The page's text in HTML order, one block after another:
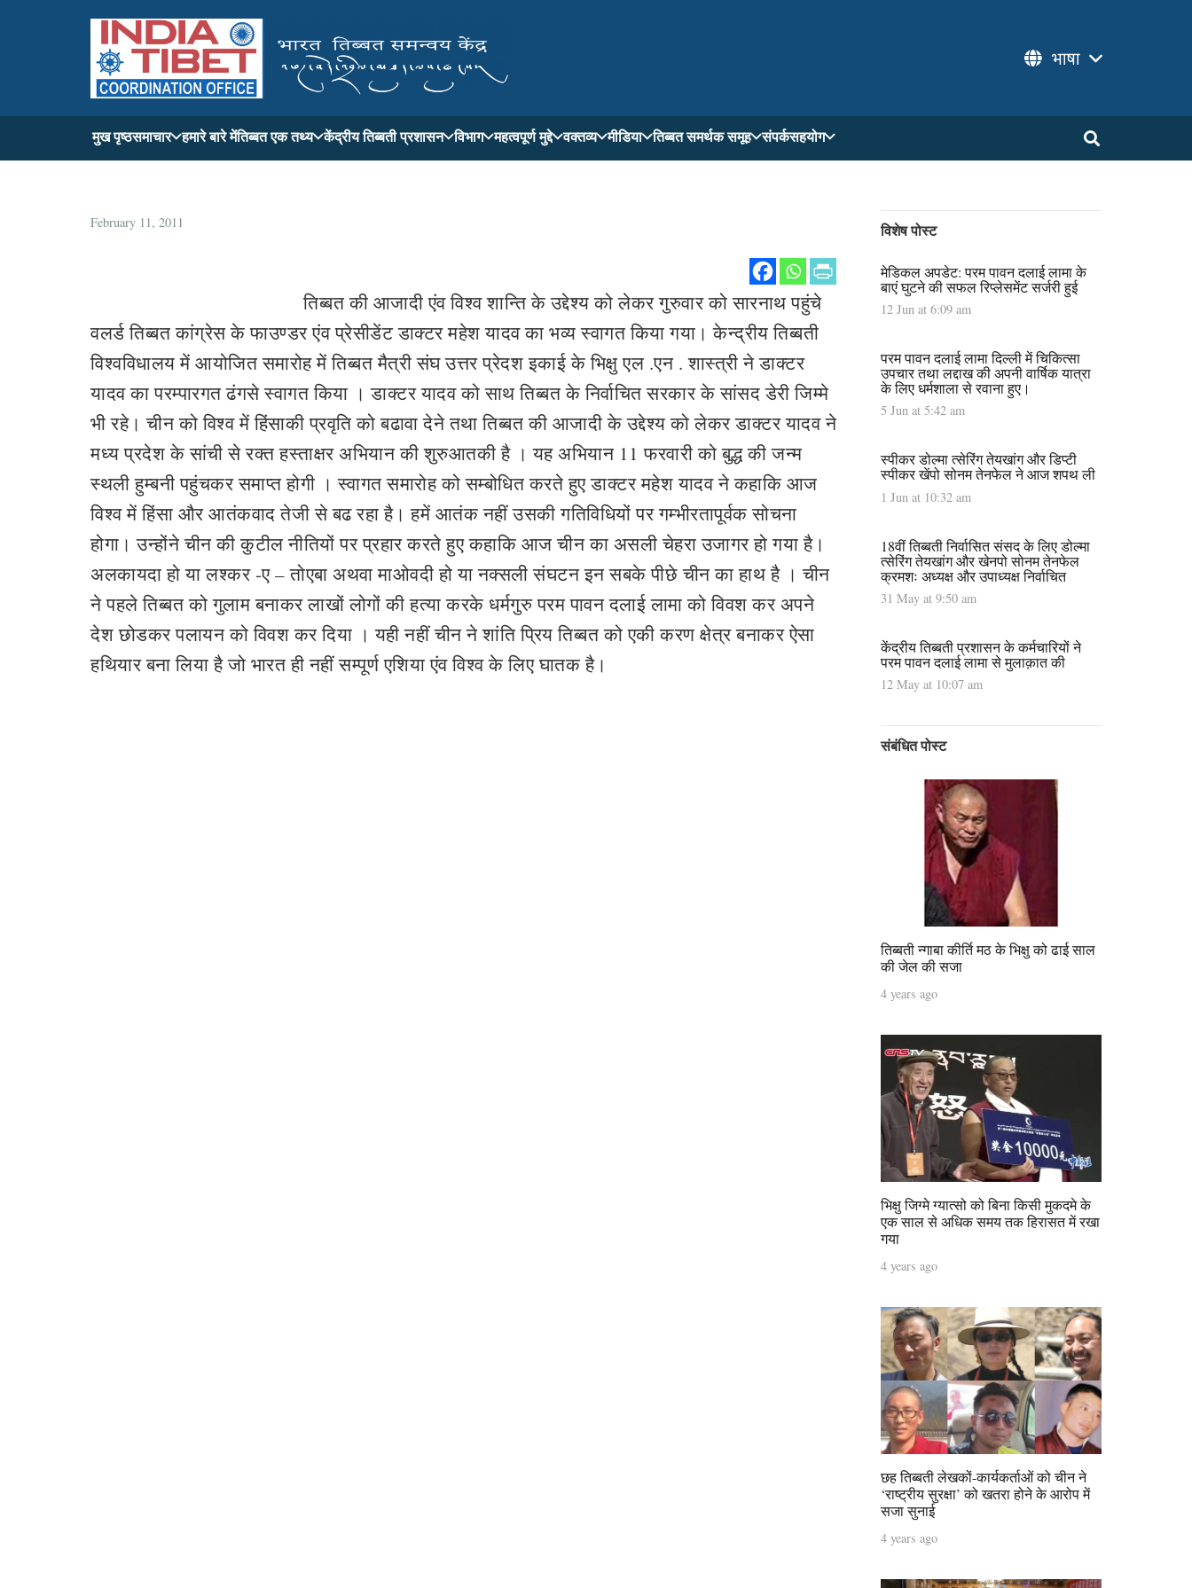
भाषा
मुख पृष्ठसमाचार हमारे बारे मेंतिब्बत एक तथ्य केंद्रीय तिब्बती प्रशासन विभाग महत्वपूर्ण मुद्दे वक्तव्य मीडिया तिब्बत समर्थक समूह संपर्कसहयोग
February 11, 2011
तिब्बत की आजादी एंव विश्व शान्ति के उद्देश्य को लेकर गुरुवार को सारनाथ पहुंचे
वलर्ड तिब्बत कांग्रेस के फाउण्डर एंव प्रेसीडेंट डाक्टर महेश यादव का भव्य स्वागत किया गया। केन्द्रीय तिब्बती
विश्वविधालय में आयोजित समारोह में तिब्बत मैत्री संघ उत्तर प्रेदश इकाई के भिक्षु एल .एन . शास्त्री ने डाक्टर
यादव का परम्पारगत ढंगसे स्वागत किया । डाक्टर यादव को साथ तिब्बत के निर्वाचित सरकार के सांसद डेरी जिम्मे
भी रहे। चीन को विश्व में हिंसाकी प्रवृति को बढावा देने तथा तिब्बत की आजादी के उद्देश्य को लेकर डाक्टर यादव ने
मध्य प्रदेश के सांची से रक्त हस्ताक्षर अभियान की शुरुआतकी है । यह अभियान 11 फरवारी को बुद्ध की जन्म
स्थली हुम्बनी पहुंचकर समाप्त होगी । स्वागत समारोह को सम्बोधित करते हुए डाक्टर महेश यादव ने कहाकि आज
विश्व में हिंसा और आतंकवाद तेजी से बढ रहा है। हमें आतंक नहीं उसकी गतिविधियों पर गम्भीरतापूर्वक सोचना
होगा। उन्होंने चीन की कुटील नीतियों पर प्रहार करते हुए कहाकि आज चीन का असली चेहरा उजागर हो गया है।
अलकायदा हो या लश्कर -ए – तोएबा अथवा माओवदी हो या नक्सली संघटन इन सबके पीछे चीन का हाथ है । चीन
ने पहले तिब्बत को गुलाम बनाकर लाखों लोगों की हत्या करके धर्मगुरु परम पावन दलाई लामा को विवश कर अपने
देश छोडकर पलायन को विवश कर दिया । यही नहीं चीन ने शांति प्रिय तिब्बत को एकी करण क्षेत्र बनाकर ऐसा
हथियार बना लिया है जो भारत ही नहीं सम्पूर्ण एशिया एंव विश्व के लिए घातक है।
विशेष पोस्ट
मेडिकल अपडेट: परम पावन दलाई लामा के
बाएं घुटने की सफल रिप्लेसमेंट सर्जरी हुई
12 Jun at 6:09 am
परम पावन दलाई लामा दिल्ली में चिकित्सा
उपचार तथा लद्दाख की अपनी वार्षिक यात्रा
के लिए धर्मशाला से रवाना हुए।
5 Jun at 5:42 am
स्पीकर डोल्मा त्सेरिंग तेयखांग और डिप्टी
स्पीकर खेंपो सोनम तेनफेल ने आज शपथ ली
1 Jun at 10:32 am
18वीं तिब्बती निर्वासित संसद के लिए डोल्मा
त्सेरिंग तेयखांग और खेनपो सोनम तेनफेल
क्रमशः अध्यक्ष और उपाध्यक्ष निर्वाचित
31 May at 9:50 am
केंद्रीय तिब्बती प्रशासन के कर्मचारियों ने
परम पावन दलाई लामा से मुलाक़ात की
12 May at 10:07 am
संबंधित पोस्ट
तिब्बती न्‍गाबा कीर्ति मठ के भिक्षु को ढाई साल
की जेल की सजा
4 years ago
भिक्षु जिग्मे ग्यात्सो को बिना किसी मुकदमे के
एक साल से अधिक समय तक हिरासत में रखा
गया
4 years ago
छह तिब्बती लेखकों-कार्यकर्ताओं को चीन ने
‘राष्‍ट्रीय सुरक्षा’ को खतरा होने के आरोप में
सजा सुनाई
4 years ago